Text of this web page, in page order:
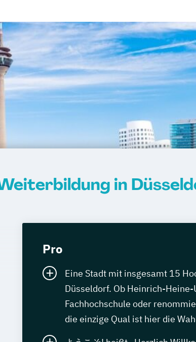
in
Pro
Eine Stadt mit insgesamt 15
Düsseldorf. Ob Heinrich-
Fachhochschule oder
die einzige Qual ist hier die